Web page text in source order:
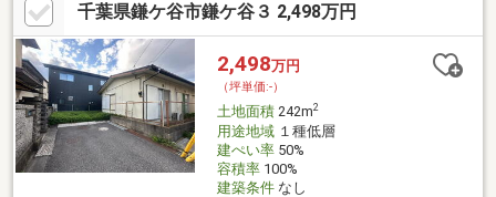
千葉県鎌ケ谷市鎌ケ谷３ 2,498万円
2,498万円
（坪単価:-）
土地面積242m2
用途地域１種低層
建ぺい率50%
容積率100%
建築条件なし